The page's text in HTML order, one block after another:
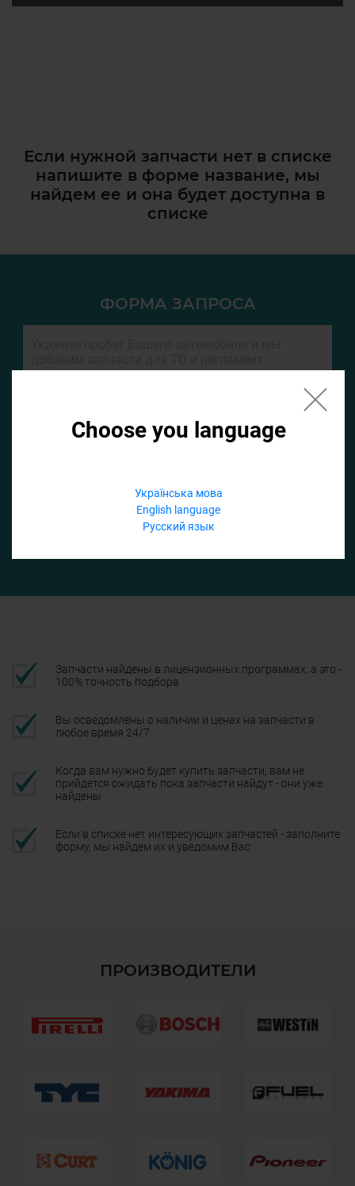
Choose you language
Українська мова
English language
Русский язык
Если нужной запчасти нет в списке
напишите в форме название, мы
найдем ее и она будет доступна в
списке
ФОРМА ЗАПРОСА
Если не заполнить по умолчанию найдем список для ТО
Запчасти найдены в лицензионных программах, а это -
100% точность подбора
Вы осведомлены о наличии и ценах на запчасти в
любое время 24/7
Когда вам нужно будет купить запчасти, вам не
прийдется ожидать пока запчасти найдут - они уже
найдены
Если в списке нет интересующих запчастей - заполните
форму, мы найдем их и уведомим Вас
ПРОИЗВОДИТЕЛИ